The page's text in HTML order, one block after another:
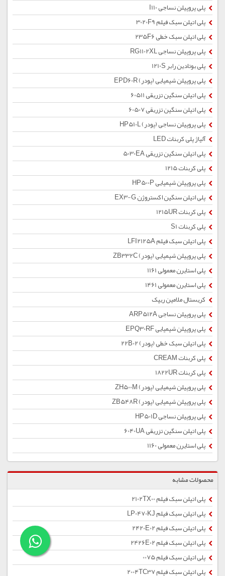
پلی پروپیلن نساجی I110
پلی اتیلن سبک فیلم 3020F9
پلی اتیلن سبک خطی 235F6
پلی پروپیلن نساجی RG1102XL
پلی بوتادین رابر 1210S
پلی پروپیلن شیمیایی (پودر) EPD60R
پلی اتیلن سنگین تزریقی 60511
پلی اتیلن سنگین تزریقی 60507
پلی پروپیلن نساجی (پودر) HP510L
آلیاژ پلی کربنات LED
پلی اتیلن سنگین تزریقی 5030EA
پلی کربنات 1215
پلی پروپیلن شیمیایی HP500P
پلی اتیلن سنگین اکستروژن EX3-G
پلی کربنات 1215UR
پلی کربنات S1
پلی اتیلن سبک فیلم LFI2125A
پلی پروپیلن شیمیایی (پودر) ZB332C
پلی استایرن معمولی 1161
پلی استایرن معمولی 1461
کریستال ملامین ریپک
پلی پروپیلن نساجی ARP512A
پلی پروپیلن شیمیایی EPQ30RF
پلی اتیلن سبک خطی (پودر) 22B02
پلی کربنات CREAM
پلی کربنات 1822UR
پلی پروپیلن شیمیایی (پودر) ZH500M
پلی پروپیلن شیمیایی (پودر) ZB548R
پلی پروپیلن نساجی HP501D
پلی اتیلن سنگین تزریقی 6040UA
پلی استایرن معمولی 1160
محصولات مشابه
پلی اتیلن سبک فیلم 2102TX00
پلی اتیلن سبک فیلم LP0470KJ
پلی اتیلن سبک فیلم 2420E02
پلی اتیلن سبک فیلم 2426E02
پلی اتیلن سبک فیلم 0075
پلی اتیلن سبک فیلم 2004TC37